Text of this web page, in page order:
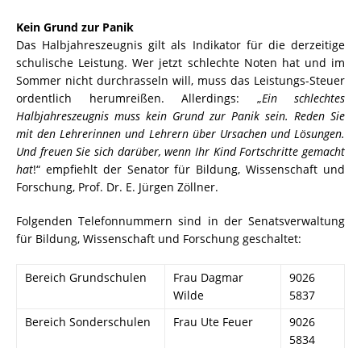
Kein Grund zur Panik
Das Halbjahreszeugnis gilt als Indikator für die derzeitige
schulische Leistung. Wer jetzt schlechte Noten hat und im
Sommer nicht durchrasseln will, muss das Leistungs-Steuer
ordentlich herumreißen. Allerdings: „Ein schlechtes
Halbjahreszeugnis muss kein Grund zur Panik sein. Reden Sie
mit den Lehrerinnen und Lehrern über Ursachen und Lösungen.
Und freuen Sie sich darüber, wenn Ihr Kind Fortschritte gemacht
hat!“ empfiehlt der Senator für Bildung, Wissenschaft und
Forschung, Prof. Dr. E. Jürgen Zöllner.
Folgenden Telefonnummern sind in der Senatsverwaltung
für Bildung, Wissenschaft und Forschung geschaltet:
Bereich Grundschulen
Frau Dagmar
Wilde
9026
5837
Bereich Sonderschulen
Frau Ute Feuer
9026
5834